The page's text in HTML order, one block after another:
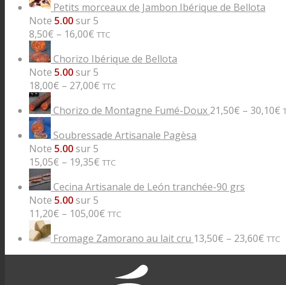
Petits morceaux de Jambon Ibérique de Bellota
Note 5.00sur 5
8,50€ – 16,00€ TTC
Chorizo Ibérique de Bellota
Note 5.00sur 5
18,00€ – 27,00€ TTC
Chorizo de Montagne Fumé-Doux 21,50€ – 30,10€
Soubressade Artisanale Pagèsa
Note 5.00sur 5
15,05€ – 19,35€ TTC
Cecina Artisanale de León tranchée-90 grs
Note 5.00sur 5
11,20€ – 105,00€ TTC
Fromage Zamorano au lait cru 13,50€ – 23,60€ TTC